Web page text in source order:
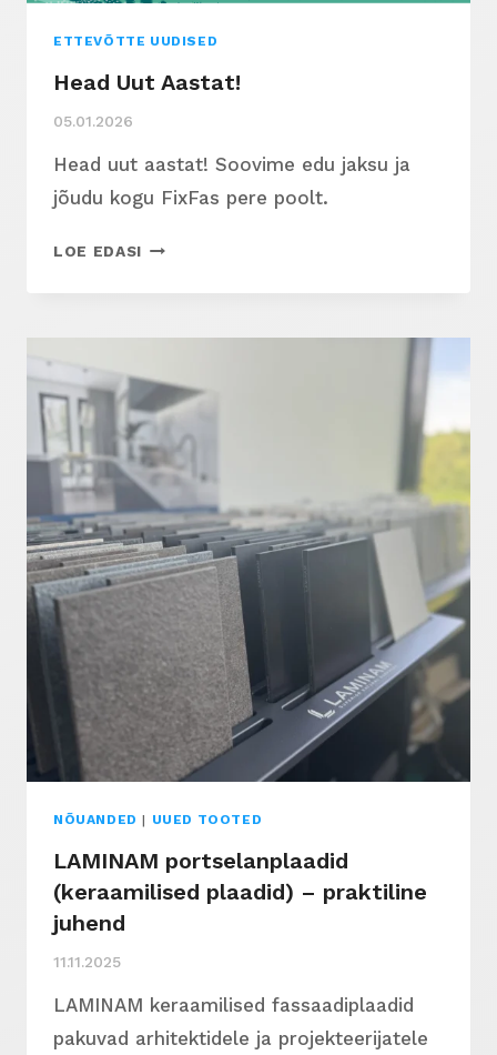
ETTEVÕTTE UUDISED
Head Uut Aastat!
05.01.2026
Head uut aastat! Soovime edu jaksu ja
jõudu kogu FixFas pere poolt.
LOE EDASI HEAD
NÕUANDED | UUED TOOTED
LAMINAM portselanplaadid
(keraamilised plaadid) – praktiline
juhend
11.11.2025
LAMINAM keraamilised fassaadiplaadid
pakuvad arhitektidele ja projekteerijatele